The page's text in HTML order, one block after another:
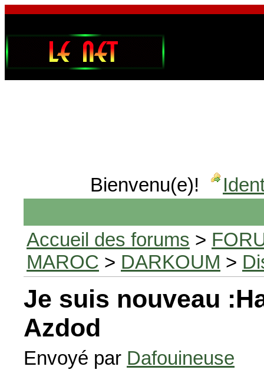
Bienvenu(e)!
Accueil des forums >
MAROC > DARKOUM >
Je suis nouveau
Azdod
Envoyé par Dafouineuse